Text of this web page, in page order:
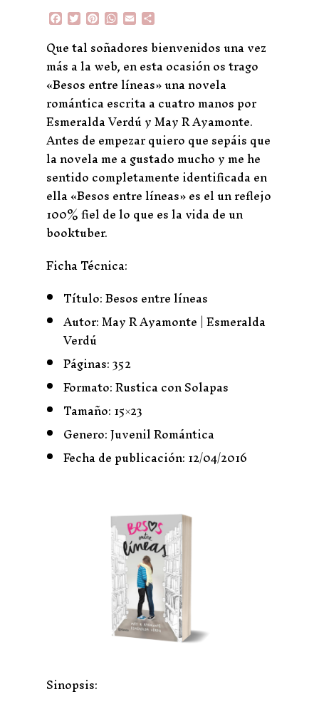
F
a
c
e
b
o
o
k
T
w
i
t
t
e
r
P
n
t
e
r
e
s
t
W
h
a
t
sA
p
p
E
m
a
i
l
m
p
a
r
t
ir
Que tal soñadores bienvenidos una vez
más a la web, en esta ocasión os trago
«Besos entre líneas» una novela
romántica escrita a cuatro manos por
Esmeralda Verdú y May R Ayamonte.
Antes de empezar quiero que sepáis que
la novela me a gustado mucho y me he
sentido completamente identificada en
ella «Besos entre líneas» es el un reflejo
100% fiel de lo que es la vida de un
booktuber.
Ficha Técnica:
Título: Besos entre líneas
Autor: May R Ayamonte | Esmeralda
Verdú
Páginas: 352
Formato: Rustica con Solapas
Tamaño: 15×23
Genero: Juvenil Romántica
Fecha de publicación: 12/04/2016
Sinopsis: